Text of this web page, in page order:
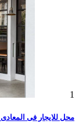
1
محل للايجار فى المعادى دجله